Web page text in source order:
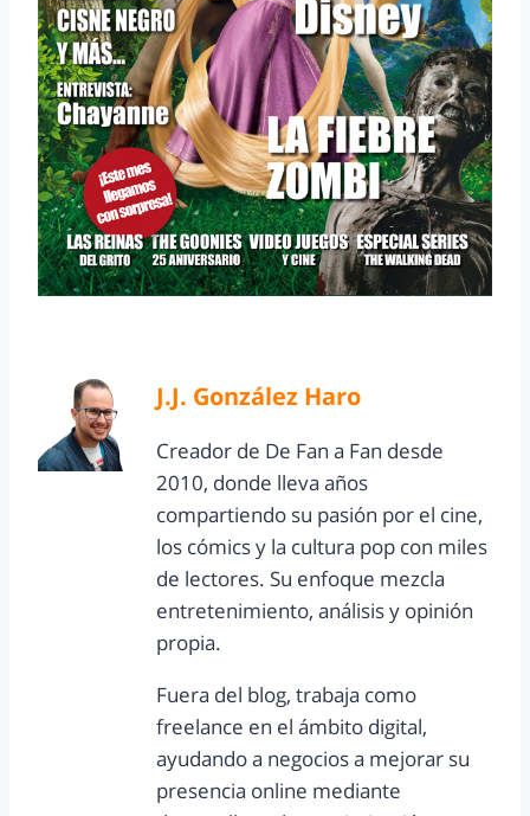
J.J. González Haro
Creador de De Fan a Fan desde
2010, donde lleva años
compartiendo su pasión por el cine,
los cómics y la cultura pop con miles
de lectores. Su enfoque mezcla
entretenimiento, análisis y opinión
propia.
Fuera del blog, trabaja como
freelance en el ámbito digital,
ayudando a negocios a mejorar su
presencia online mediante